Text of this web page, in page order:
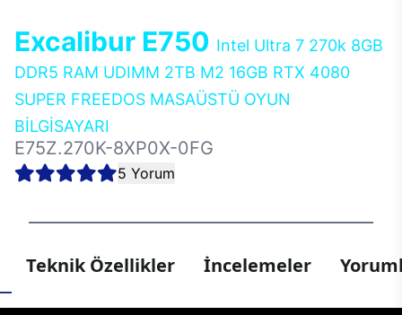
Excalibur E750 Intel Ultra 7 270k 8GB
DDR5 RAM UDIMM 2TB M2 16GB RTX 4080
SUPER FREEDOS MASAÜSTÜ OYUN
BİLGİSAYARI
E75Z.270K-8XP0X-0FG
5 Yorum
Teknik Özellikler İncelemeler